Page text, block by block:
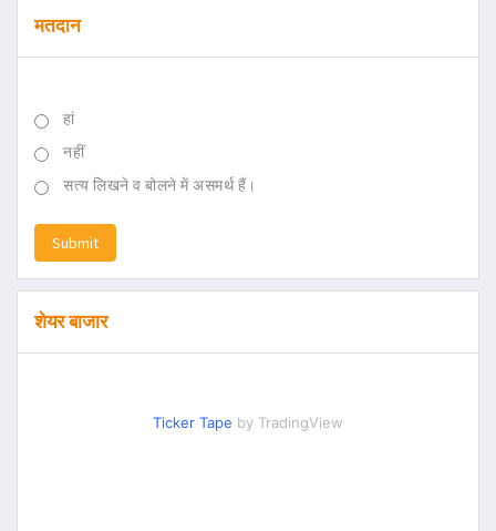
मतदान
हां
नहीं
सत्य लिखने व बोलने में असमर्थ हैं।
Submit
शेयर बाजार
Ticker Tape by TradingView